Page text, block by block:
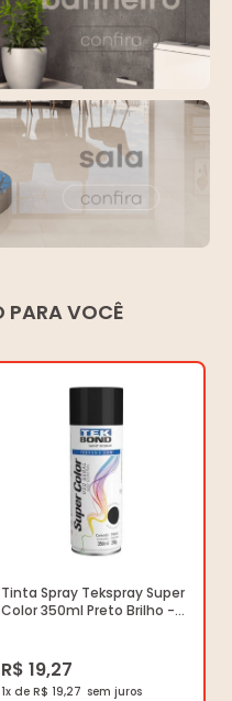
PARA VOCÊ
Tinta Spray Tekspray Super
Color 350ml Preto Brilho -
R$ 19,27
1x de R$ 19,27